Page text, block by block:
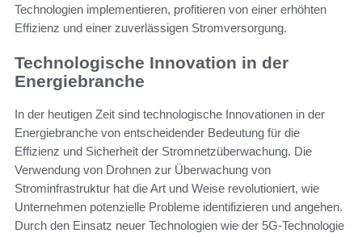
Technologien implementieren, profitieren von einer erhöhten
Effizienz und einer zuverlässigen Stromversorgung.
Technologische Innovation in der
Energiebranche
In der heutigen Zeit sind technologische Innovationen in der
Energiebranche von entscheidender Bedeutung für die
Effizienz und Sicherheit der Stromnetzüberwachung. Die
Verwendung von Drohnen zur Überwachung von
Strominfrastruktur hat die Art und Weise revolutioniert, wie
Unternehmen potenzielle Probleme identifizieren und angehen.
Durch den Einsatz neuer Technologien wie der 5G-Technologie